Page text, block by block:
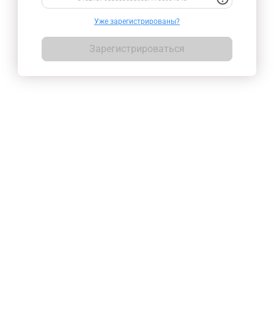
Уже зарегистрированы?
Зарегистрироваться